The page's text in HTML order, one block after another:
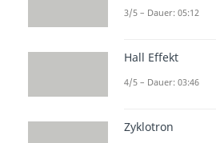
3/5 – Dauer: 05:12
Hall Effekt
4/5 – Dauer: 03:46
Zyklotron